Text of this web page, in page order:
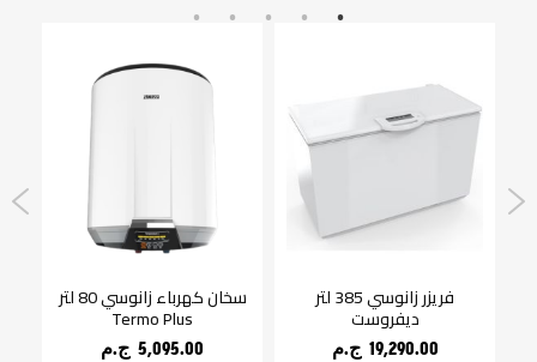
فريزر زانوسي 385 لتر
ديفروست
19,290.00 ج.م‏
سخان كهرباء زانوسي 80 لتر
Termo Plus
5,095.00 ج.م‏